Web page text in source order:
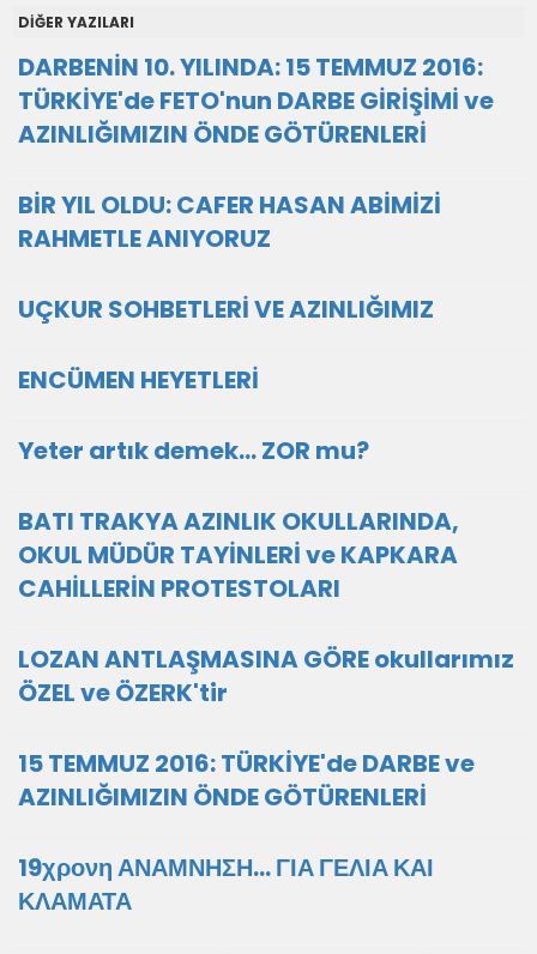
DİĞER YAZILARI
DARBENİN 10. YILINDA: 15 TEMMUZ 2016:
TÜRKİYE'de FETO'nun DARBE GİRİŞİMİ ve
AZINLIĞIMIZIN ÖNDE GÖTÜRENLERİ
BİR YIL OLDU: CAFER HASAN ABİMİZİ
RAHMETLE ANIYORUZ
UÇKUR SOHBETLERİ VE AZINLIĞIMIZ
ENCÜMEN HEYETLERİ
Yeter artık demek... ZOR mu?
BATI TRAKYA AZINLIK OKULLARINDA,
OKUL MÜDÜR TAYİNLERİ ve KAPKARA
CAHİLLERİN PROTESTOLARI
LOZAN ANTLAŞMASINA GÖRE okullarımız
ÖZEL ve ÖZERK'tir
15 TEMMUZ 2016: TÜRKİYE'de DARBE ve
AZINLIĞIMIZIN ÖNDE GÖTÜRENLERİ
19χρονη ΑΝΑΜΝΗΣΗ... ΓΙΑ ΓΕΛΙΑ ΚΑΙ
ΚΛΑΜΑΤΑ